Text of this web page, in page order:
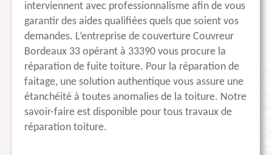
interviennent avec professionnalisme afin de vous
garantir des aides qualifiées quels que soient vos
demandes. L’entreprise de couverture Couvreur
Bordeaux 33 opérant à 33390 vous procure la
réparation de fuite toiture. Pour la réparation de
faitage, une solution authentique vous assure une
étanchéité à toutes anomalies de la toiture. Notre
savoir-faire est disponible pour tous travaux de
réparation toiture.